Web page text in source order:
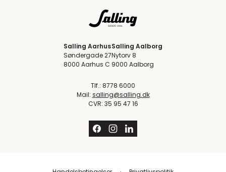
Salling Aarhus
Søndergade 27
8000 Aarhus C
Salling Aalborg
Nytorv 8
9000 Aalborg
Tlf.: 8778 6000
Mail: salling@salling.dk
CVR: 35 95 47 16